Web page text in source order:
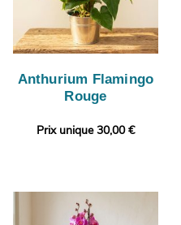
Anthurium Flamingo
Rouge
Prix unique 30,00 €